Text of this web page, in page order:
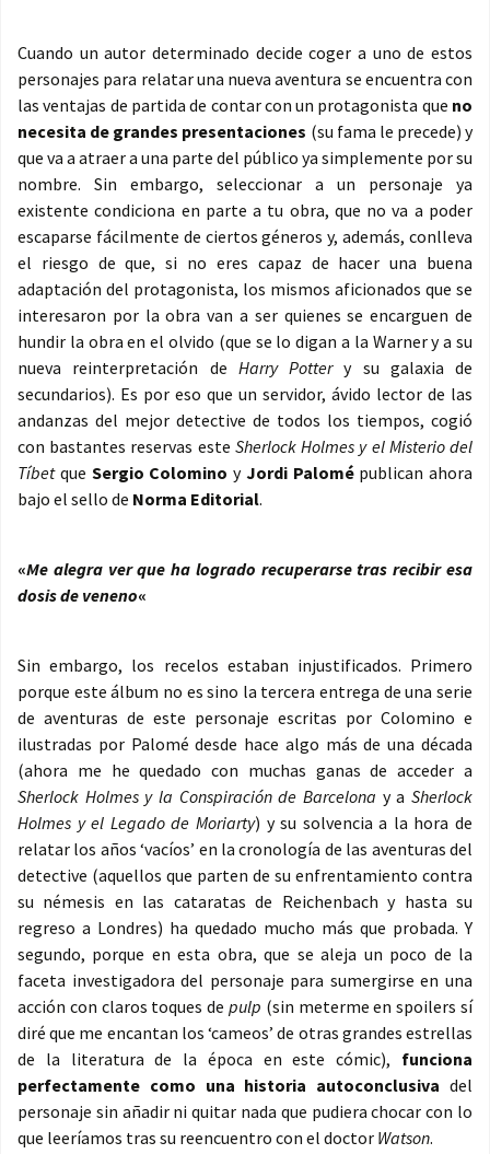
Cuando un autor determinado decide coger a uno de estos
personajes para relatar una nueva aventura se encuentra con
las ventajas de partida de contar con un protagonista que no
necesita de grandes presentaciones (su fama le precede) y
que va a atraer a una parte del público ya simplemente por su
nombre. Sin embargo, seleccionar a un personaje ya
existente condiciona en parte a tu obra, que no va a poder
escaparse fácilmente de ciertos géneros y, además, conlleva
el riesgo de que, si no eres capaz de hacer una buena
adaptación del protagonista, los mismos aficionados que se
interesaron por la obra van a ser quienes se encarguen de
hundir la obra en el olvido (que se lo digan a la Warner y a su
nueva reinterpretación de Harry Pottery su galaxia de
secundarios). Es por eso que un servidor, ávido lector de las
andanzas del mejor detective de todos los tiempos, cogió
con bastantes reservas este Sherlock Holmes y el Misterio del
Tíbetque Sergio Colomino y Jordi Palomépublican ahora
bajo el sello de Norma Editorial.
«Me alegra ver que ha logrado recuperarse tras recibir esa
dosis de veneno«
Sin embargo, los recelos estaban injustificados. Primero
porque este álbum no es sino la tercera entrega de una serie
de aventuras de este personaje escritas por Colomino e
ilustradas por Palomé desde hace algo más de una década
(ahora me he quedado con muchas ganas de acceder a
Sherlock Holmes y la Conspiración de Barcelona y a Sherlock
Holmes y el Legado de Moriarty) y su solvencia a la hora de
relatar los años ‘vacíos’ en la cronología de las aventuras del
detective (aquellos que parten de su enfrentamiento contra
su némesis en las cataratas de Reichenbach y hasta su
regreso a Londres) ha quedado mucho más que probada. Y
segundo, porque en esta obra, que se aleja un poco de la
faceta investigadora del personaje para sumergirse en una
acción con claros toques de pulp (sin meterme en spoilers sí
diré que me encantan los ‘cameos’ de otras grandes estrellas
de la literatura de la época en este cómic), funciona
perfectamente como una historia autoconclusiva del
personaje sin añadir ni quitar nada que pudiera chocar con lo
que leeríamos tras su reencuentro con el doctor Watson.